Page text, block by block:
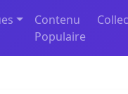
Contenu
Populaire